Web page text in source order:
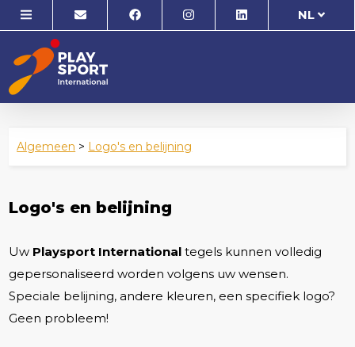
NL
Algemeen > Logo's en belijning
Logo's en belijning
Uw Playsport International tegels kunnen volledig
gepersonaliseerd worden volgens uw wensen.
Speciale belijning, andere kleuren, een specifiek logo?
Geen probleem!